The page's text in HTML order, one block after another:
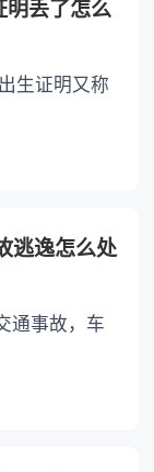
明丢了怎么
生证明又称
逃逸怎么处
通事故，车